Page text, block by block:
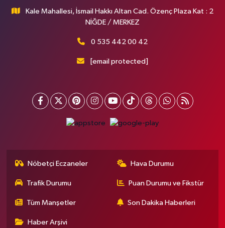
Kale Mahallesi, İsmail Hakkı Altan Cad. Özenç Plaza Kat : 2
NİĞDE / MERKEZ
0 535 442 00 42
[email protected]
Nöbetçi Eczaneler Hava Durumu
Trafik Durumu Puan Durumu ve Fikstür
Tüm Manşetler Son Dakika Haberleri
Haber Arşivi